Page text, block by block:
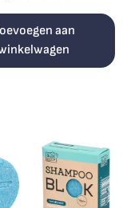
aan